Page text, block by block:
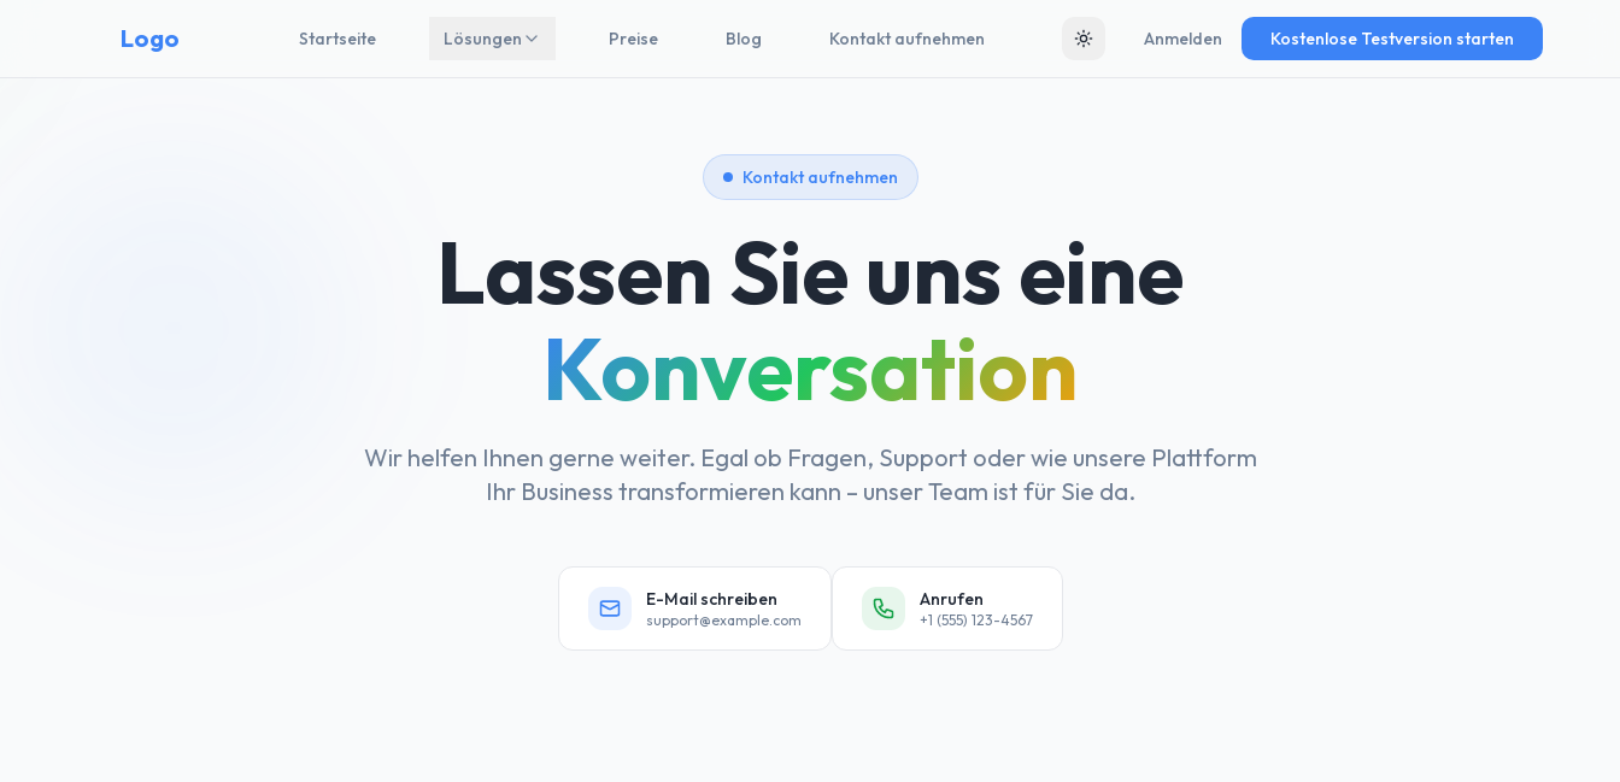
Logo Startseite Lösungen Preise Blog Kontakt aufnehmen Toggle theme
Anmelden Kostenlose Testversion starten
Kontakt aufnehmen
Lassen Sie uns eine
Konversation
Wir helfen Ihnen gerne weiter. Egal ob Fragen, Support oder wie unsere Plattform
Ihr Business transformieren kann – unser Team ist für Sie da.
E-Mail schreiben
support@example.com
Anrufen
+1 (555) 123-4567